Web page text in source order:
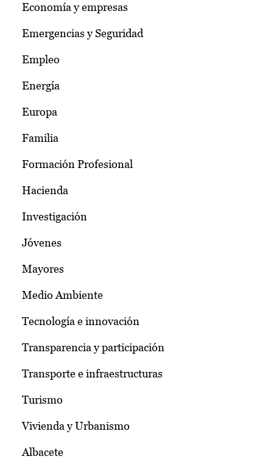
Economía y empresas
Emergencias y Seguridad
Empleo
Energía
Europa
Familia
Formación Profesional
Hacienda
Investigación
Jóvenes
Mayores
Medio Ambiente
Tecnología e innovación
Transparencia y participación
Transporte e infraestructuras
Turismo
Vivienda y Urbanismo
Albacete